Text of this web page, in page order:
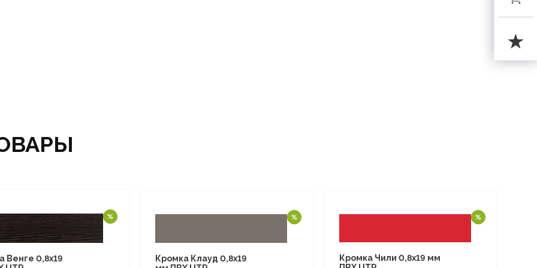
Венге 0,8х19
Кромка Клауд 0,8х19
Кромка Чили 0,8х19 мм